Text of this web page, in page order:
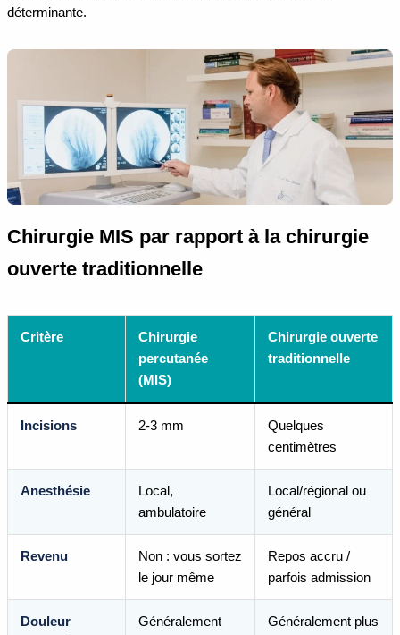
déterminante.
Chirurgie MIS par rapport à la chirurgie
ouverte traditionnelle
Critère
Chirurgie
percutanée
(MIS)
Chirurgie ouverte
traditionnelle
Incisions 2-3 mm
Quelques
centimètres
Anesthésie
Local,
ambulatoire
Local/régional ou
général
Revenu
Non : vous sortez
le jour même
Repos accru /
parfois admission
Douleur
Généralement
Généralement plus